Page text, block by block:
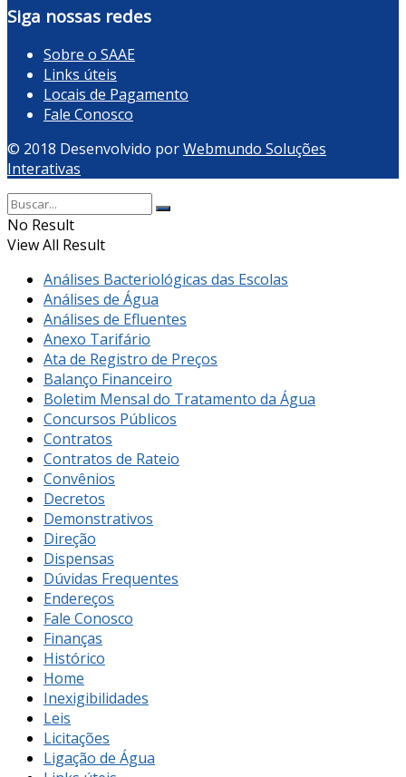
Siga nossas redes
Sobre o SAAE
Links úteis
Locais de Pagamento
Fale Conosco
© 2018 Desenvolvido porWebmundo Soluções
Interativas
No Result
View All Result
Análises Bacteriológicas das Escolas
Análises de Água
Análises de Efluentes
Anexo Tarifário
Ata de Registro de Preços
Balanço Financeiro
Boletim Mensal do Tratamento da Água
Concursos Públicos
Contratos
Contratos de Rateio
Convênios
Decretos
Demonstrativos
Direção
Dispensas
Dúvidas Frequentes
Endereços
Fale Conosco
Finanças
Histórico
Home
Inexigibilidades
Leis
Licitações
Ligação de Água